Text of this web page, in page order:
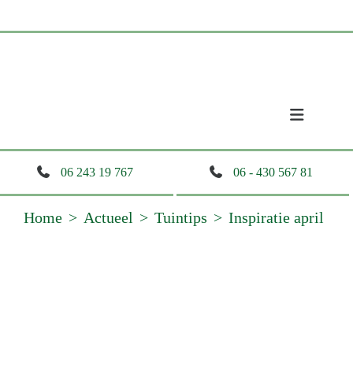
06 243 19 767 06 - 430 567 81
Home Actueel Tuintips Inspiratie april